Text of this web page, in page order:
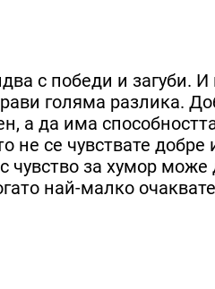
с победи и загуби.
голяма разлика.
а да има
не се чувствате
чувство за хумор
най-малко